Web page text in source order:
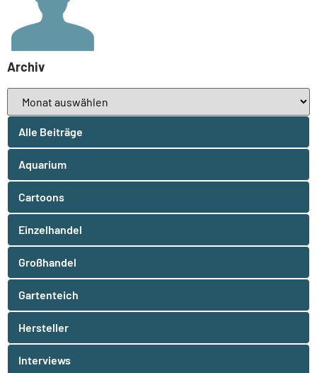
Archiv
Alle Beiträge
Aquarium
Cartoons
Einzelhandel
Großhandel
Gartenteich
Hersteller
Interviews